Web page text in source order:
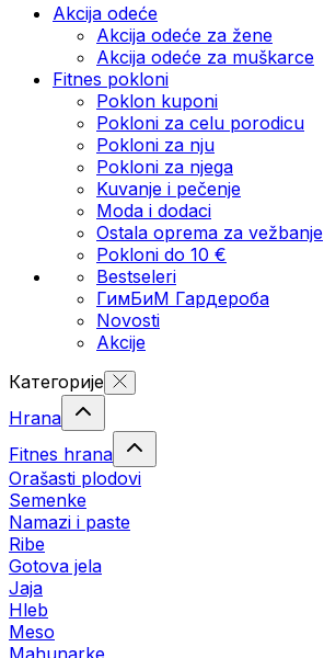
Akcija odeće
Akcija odeće za žene
Akcija odeće za muškarce
Fitnes pokloni
Poklon kuponi
Pokloni za celu porodicu
Pokloni za nju
Pokloni za njega
Kuvanje i pečenje
Moda i dodaci
Ostala oprema za vežbanje
Pokloni do 10 €
Bestseleri
ГимБиМ Гардeробa
Novosti
Akcije
Категорије
Hrana
Fitnes hrana
Orašasti plodovi
Semenke
Namazi i paste
Ribe
Gotova jela
Јаја
Hleb
Meso